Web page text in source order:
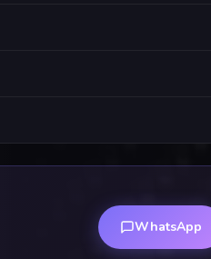
WhatsApp